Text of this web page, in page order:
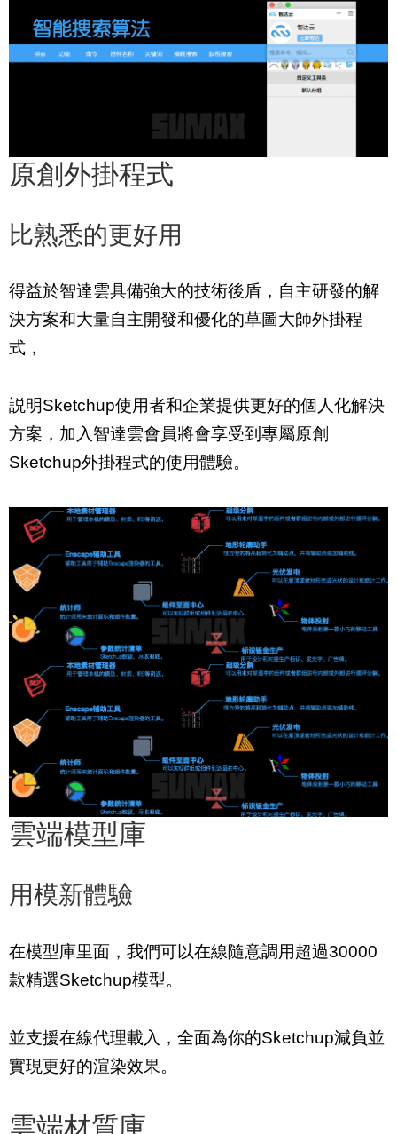
原創外掛程式
比熟悉的更好用
得益於智達雲具備強大的技術後盾，自主研發的解
決方案和大量自主開發和優化的草圖大師外掛程
式，
説明Sketchup使用者和企業提供更好的個人化解決
方案，加入智達雲會員將會享受到專屬原創
Sketchup外掛程式的使用體驗。
雲端模型庫
用模新體驗
在模型庫里面，我們可以在線隨意調用超過30000
款精選Sketchup模型。
並支援在線代理載入，全面為你的Sketchup減負並
實現更好的渲染效果。
雲端材質庫